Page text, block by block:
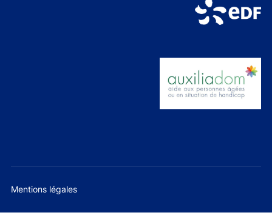
Mentions légales